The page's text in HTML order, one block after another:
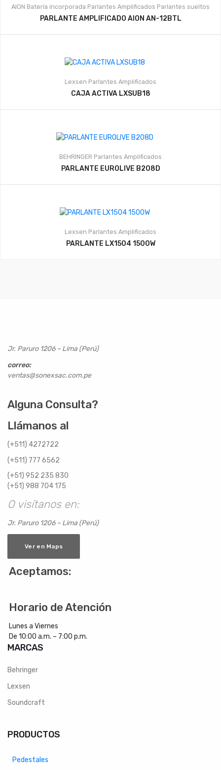
AION Batería incorporada Parlantes Amplificados Parlantes sueltos
PARLANTE AMPLIFICADO AION AN-12BTL
Lexsen Parlantes Amplificados
CAJA ACTIVA LXSUB18
BEHRINGER Parlantes Amplificados
PARLANTE EUROLIVE B208D
Lexsen Parlantes Amplificados
PARLANTE LX1504 1500W
Jr. Paruro 1206 – Lima (Perú)
correo:
ventas@sonexsac.com.pe
Alguna Consulta?
Llámanos al
(+511) 4272722
(+511) 777 6562
(+51) 952 235 830
(+51) 988 704 175
O visítanos en:
Jr. Paruro 1206 – Lima (Perú)
Ver en Maps
Aceptamos:
Horario de Atención
Lunes a Viernes
De 10:00 a.m. – 7:00 p.m.
MARCAS
Behringer
Lexsen
Soundcraft
PRODUCTOS
Pedestales